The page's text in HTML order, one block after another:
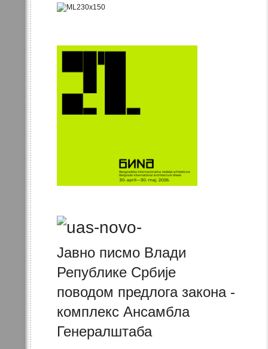
Јавно писмо Влади
Републике Србије
поводом предлога закона -
комплекс Ансамбла
Генералштаба